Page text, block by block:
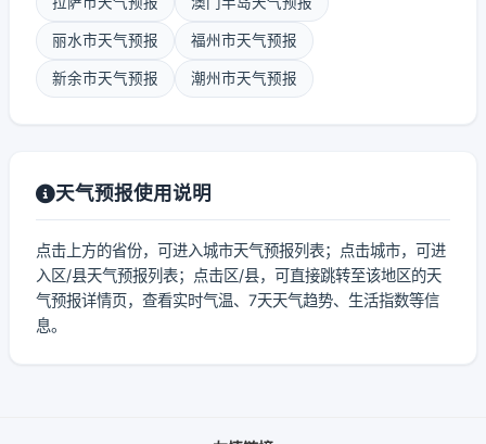
丽水市天气预报 福州市天气预报
新余市天气预报 潮州市天气预报
天气预报使用说明
点击上方的省份，可进入城市天气预报列表；点击城市，可进
入区/县天气预报列表；点击区/县，可直接跳转至该地区的天
气预报详情页，查看实时气温、7天天气趋势、生活指数等信
息。